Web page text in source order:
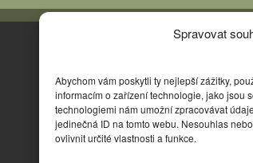
Spravovat
Abychom vám poskytli ty nejlepší zážitky,
informacím o zařízení technologie, jako jsou
technologiemi nám umožní zpracovávat
jedinečná ID na tomto webu. Nesouhlas
ovlivnit určité vlastnosti a funkce.